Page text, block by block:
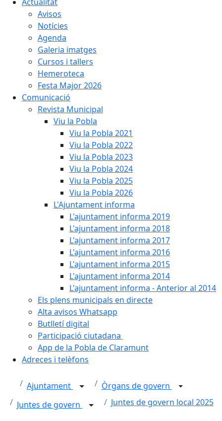
Avisos
Notícies
Agenda
Galeria imatges
Cursos i tallers
Hemeroteca
Festa Major 2026
Comunicació
Revista Municipal
Viu la Pobla
Viu la Pobla 2021
Viu la Pobla 2022
Viu la Pobla 2023
Viu la Pobla 2024
Viu la Pobla 2025
Viu la Pobla 2026
L'Ajuntament informa
L'ajuntament informa 2019
L'ajuntament informa 2018
L'ajuntament informa 2017
L'ajuntament informa 2016
L'ajuntament informa 2015
L'ajuntament informa 2014
L'ajuntament informa - Anterior al 2014
Els plens municipals en directe
Alta avisos Whatsapp
Butlletí digital
Participació ciutadana
App de la Pobla de Claramunt
Adreces i telèfons
Ajuntament
Òrgans de govern
Juntes de govern
Juntes de govern local 2025